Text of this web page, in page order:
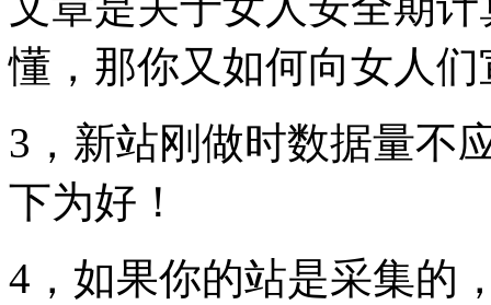
懂，那你又如何向女人
3，新站刚做时数据量不
下为好！
4，如果你的站是采集的